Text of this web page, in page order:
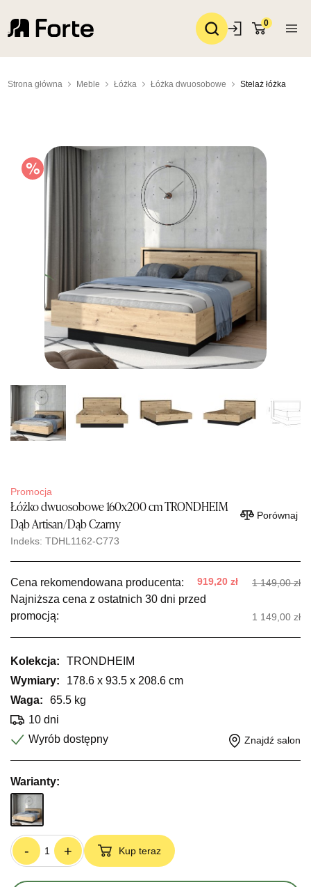
0
Strona główna Meble Łóżka Łóżka dwuosobowe Stelaż łóżka
Promocja
Łóżko dwuosobowe 160x200 cm TRONDHEIM
Dąb Artisan/Dąb Czarny
Indeks: TDHL1162-C773
Porównaj
Cena rekomendowana producenta: 919,20 zł 1 149,00 zł
Najniższa cena z ostatnich 30 dni przed
promocją:
1 149,00 zł
Kolekcja:
TRONDHEIM
Wymiary:
178.6 x 93.5 x 208.6 cm
Waga:
65.5 kg
10 dni
Wyrób dostępny
Znajdź salon
Warianty:
- + Kup teraz